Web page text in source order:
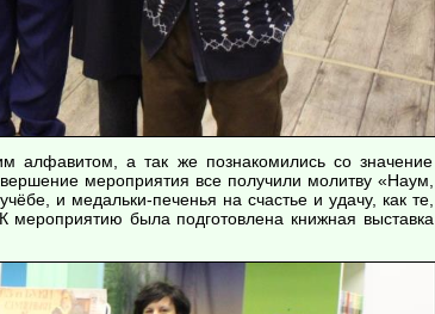
алфавитом, а так же познакомились со значение
мероприятия все получили молитву «Наум,
и медальки-печенья на счастье и удачу, как те,
была подготовлена книжная выставка